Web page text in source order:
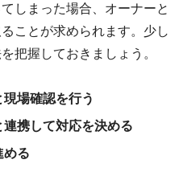
しまった場合、オーナーと
ことが求められます。少し
把握しておきましょう。
場確認を行う
携して対応を決める
める